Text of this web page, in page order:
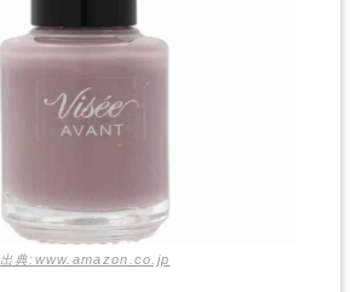
出典:www.amazon.co.jp